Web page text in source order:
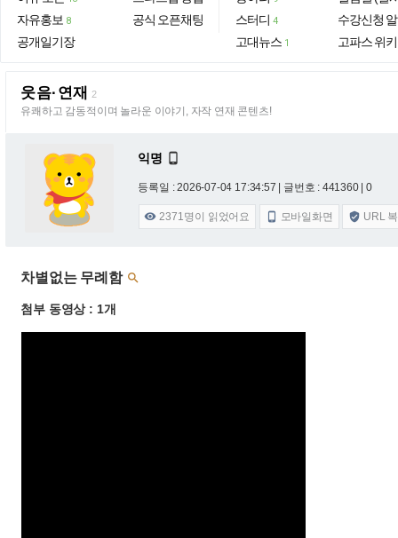
자유홍보 8
공개일기장
공식 오픈채팅
스터디 4
고대뉴스 1
수강신청
고파스 위키
웃음·연재 2
유쾌하고 감동적이며 놀라운 이야기, 자작 연재 콘텐츠!
익명 
등록일 : 2026-07-04 17:34:57 | 글번호 : 441360 | 0
 2371명이 읽었어요  모바일화면  URL
차별없는 무례함 
첨부 동영상 : 1개